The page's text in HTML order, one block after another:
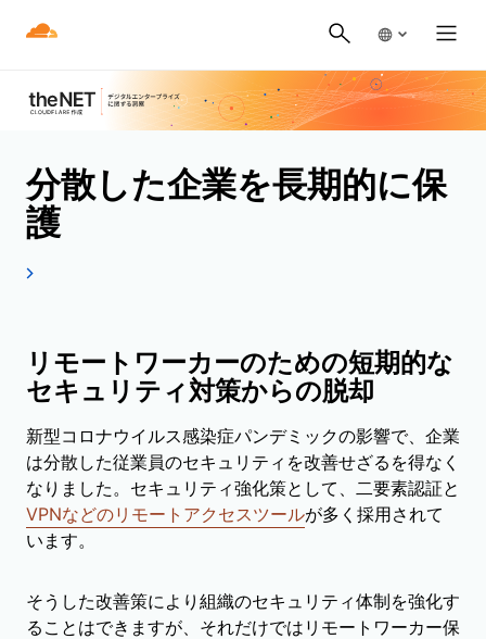
分散した企業を長期的に保
護
リモートワーカーのための短期的な
セキュリティ対策からの脱却
新型コロナウイルス感染症パンデミックの影響で、企業
は分散した従業員のセキュリティを改善せざるを得なく
なりました。セキュリティ強化策として、二要素認証と
VPNなどのリモートアクセスツールが多く採用されて
います。
そうした改善策により組織のセキュリティ体制を強化す
ることはできますが、それだけではリモートワーカー保